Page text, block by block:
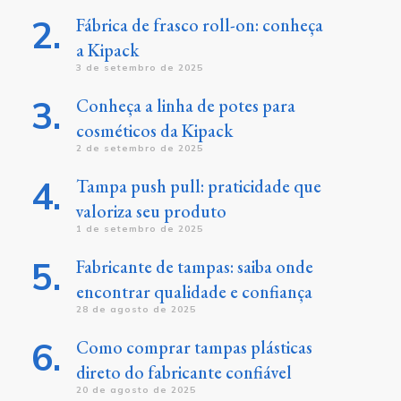
Fábrica de frasco roll-on: conheça
a Kipack
3 de setembro de 2025
Conheça a linha de potes para
cosméticos da Kipack
2 de setembro de 2025
Tampa push pull: praticidade que
valoriza seu produto
1 de setembro de 2025
Fabricante de tampas: saiba onde
encontrar qualidade e confiança
28 de agosto de 2025
Como comprar tampas plásticas
direto do fabricante confiável
20 de agosto de 2025